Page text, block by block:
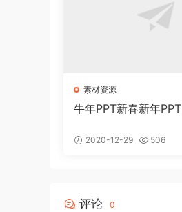
素材资源
牛年PPT新春新年PPT
2020-12-29 506
评论 0